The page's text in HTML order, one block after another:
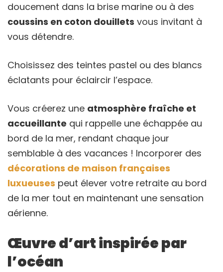
doucement dans la brise marine ou à des
coussins en coton douillets vous invitant à
vous détendre.
Choisissez des teintes pastel ou des blancs
éclatants pour éclaircir l’espace.
Vous créerez une atmosphère fraîche et
accueillante qui rappelle une échappée au
bord de la mer, rendant chaque jour
semblable à des vacances ! Incorporer des
décorations de maison françaises
luxueuses peut élever votre retraite au bord
de la mer tout en maintenant une sensation
aérienne.
Œuvre d’art inspirée par
l’océan